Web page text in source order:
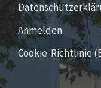
Anmelden
Cookie-Richtlinie